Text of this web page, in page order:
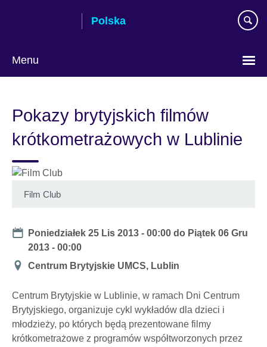
Polska
Menu
Pokazy brytyjskich filmów
krótkometrażowych w Lublinie
Film Club
Date
Poniedziałek 25 Lis 2013 - 00:00 do Piątek 06 Gru
2013 - 00:00
Miejsce
Centrum Brytyjskie UMCS, Lublin
Centrum Brytyjskie w Lublinie, w ramach Dni Centrum
Brytyjskiego, organizuje cykl wykładów dla dzieci i
młodzieży, po których będą prezentowane filmy
krótkometrażowe z programów współtworzonych przez